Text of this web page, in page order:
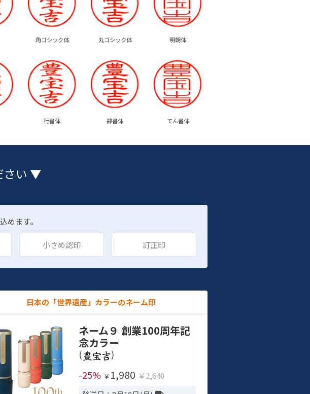
角ゴシック体 丸ゴシック体 明朝体
行書体 隷書体 てん書体
さい ▼
めます。
小さめ認印 訂正印
日本の「世界遺産」カラーのネーム印
ネーム９ 創業100周年記
念カラー
(
)
-25% ￥ 1,980 ￥2,640